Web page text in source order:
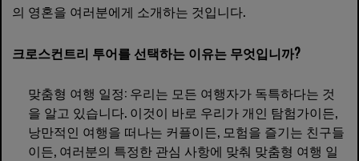
의 영혼을 여러분에게 소개하는 것입니다.
크로스컨트리 투어를 선택하는 이유는 무엇입니까?
맞춤형 여행 일정: 우리는 모든 여행자가 독특하다는 것
을 알고 있습니다. 이것이 바로 우리가 개인 탐험가이든,
낭만적인 여행을 떠나는 커플이든, 모험을 즐기는 친구들
이든, 여러분의 특정한 관심 사항에 맞춰 맞춤형 여행 일